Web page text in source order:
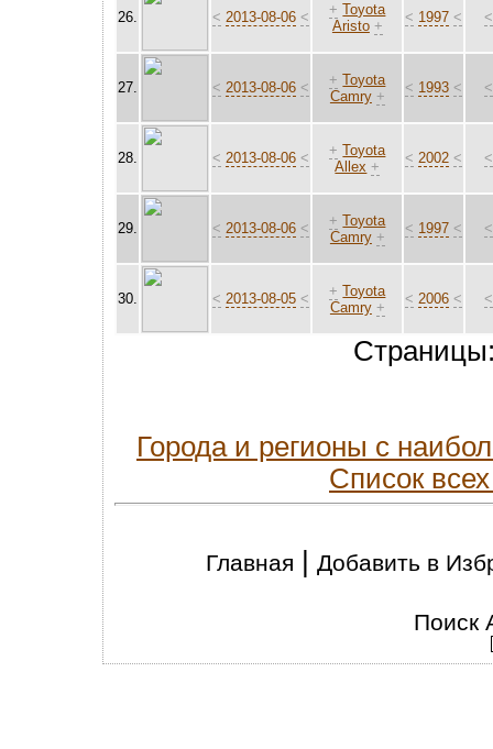
26. < 2013-08-06 < + Toyota
Aristo +
< 1997 < <
27. < 2013-08-06 < + Toyota
Camry +
< 1993 < <
28. < 2013-08-06 < + Toyota
Allex +
< 2002 < <
29. < 2013-08-06 < + Toyota
Camry +
< 1997 < <
30. < 2013-08-05 < + Toyota
Camry +
< 2006 < <
Города и регионы с
Список
Главная | Добавить в
Поиск